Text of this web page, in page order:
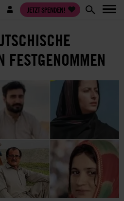
JETZT SPENDEN!
FESTGENOMMEN